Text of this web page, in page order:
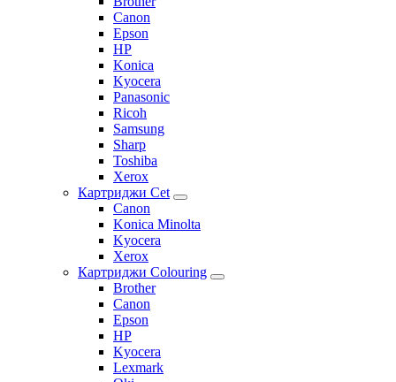
Canon
Epson
HP
Konica
Kyocera
Panasonic
Ricoh
Samsung
Sharp
Toshiba
Xerox
Картриджи Cet
Canon
Konica Minolta
Kyocera
Xerox
Картриджи Colouring
Brother
Canon
Epson
HP
Kyocera
Lexmark